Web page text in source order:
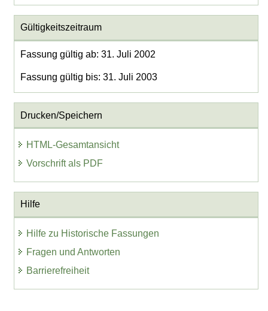
Gültigkeitszeitraum
Fassung gültig ab: 31. Juli 2002
Fassung gültig bis: 31. Juli 2003
Drucken/Speichern
HTML-Gesamtansicht
Vorschrift als PDF
Hilfe
Hilfe zu Historische Fassungen
Fragen und Antworten
Barrierefreiheit